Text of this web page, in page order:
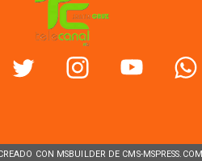
CON MSBUILDER DE CMS-MSPRESS.COM